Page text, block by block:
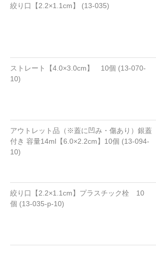
絞り口【2.2×1.1cm】 (13-035)
ストレート【4.0×3.0cm】 10個 (13-070-
10)
アウトレット品（※蓋に凹み・傷あり）銀蓋
付き 容量14ml【6.0×2.2cm】10個 (13-094-
10)
絞り口【2.2×1.1cm】プラスチック栓 10
個 (13-035-p-10)